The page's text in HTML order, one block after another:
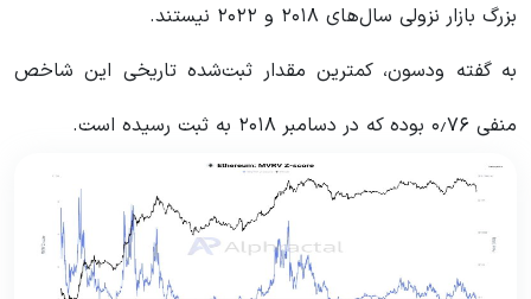
بزرگ بازار نزولی سال‌های ۲۰۱۸ و ۲۰۲۲ نیستند.
به گفته ودسون، کمترین مقدار ثبت‌شده تاریخی این شاخص
منفی ۰٫۷۶ بوده که در دسامبر ۲۰۱۸ به ثبت رسیده است.